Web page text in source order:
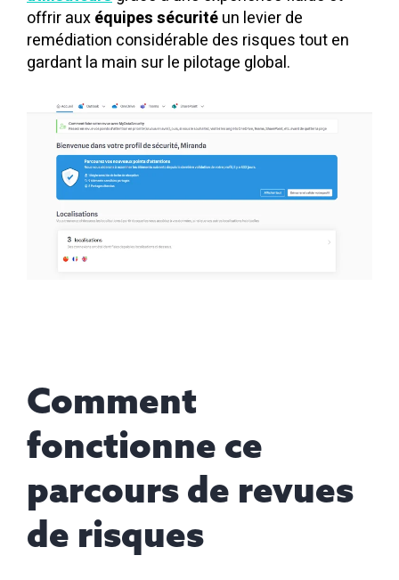
offrir auxéquipes sécuritéun levier de
remédiation considérable des risques tout en
gardant la main sur le pilotage global.
Comment
fonctionne ce
parcours de revues
de risques